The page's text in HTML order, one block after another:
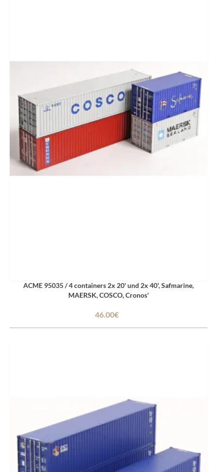
ACME 95035 / 4 containers 2x 20' und 2x 40', Safmarine,
MAERSK, COSCO, Cronos'
46.00€